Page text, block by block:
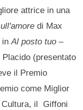
attrice in una
di Max
inAl posto tuo –
(presentato
il Premio
come Miglior
il Giffoni